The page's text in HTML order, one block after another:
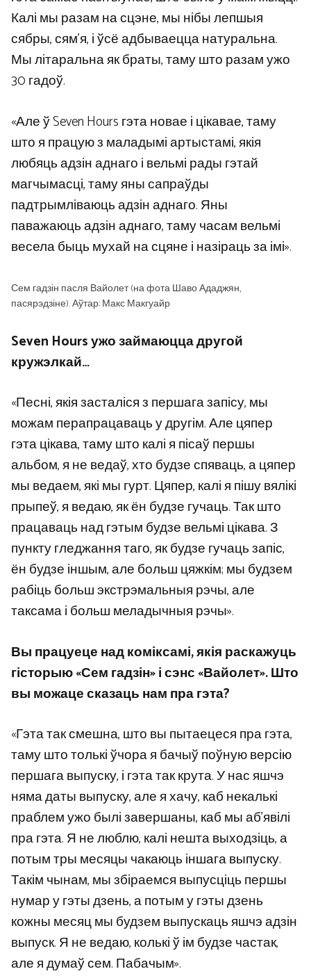
Калі мы разам на сцэне, мы нібы лепшыя
сябры, сям’я, і ​​ўсё адбываецца натуральна.
Мы літаральна як браты, таму што разам ужо
30 гадоў.
«Але ў Seven Hours гэта новае і цікавае, таму
што я працую з маладымі артыстамі, якія
любяць адзін аднаго і вельмі рады гэтай
магчымасці, таму яны сапраўды
падтрымліваюць адзін аднаго. Яны
паважаюць адзін аднаго, таму часам вельмі
весела быць мухай на сцяне і назіраць за імі».
Сем гадзін пасля Вайолет (на фота Шаво Ададжян,
пасярэдзіне). Аўтар: Макс Макгуайр
Seven Hours ужо займаюцца другой
кружэлкай…
«Песні, якія засталіся з першага запісу, мы
можам перапрацаваць у другім. Але цяпер
гэта цікава, таму што калі я пісаў першы
альбом, я не ведаў, хто будзе спяваць, а цяпер
мы ведаем, які мы гурт. Цяпер, калі я пішу вялікі
прыпеў, я ведаю, як ён будзе гучаць. Так што
працаваць над гэтым будзе вельмі цікава. З
пункту гледжання таго, як будзе гучаць запіс,
ён будзе іншым, але больш цяжкім; мы будзем
рабіць больш экстрэмальныя рэчы, але
таксама і больш меладычныя рэчы».
Вы працуеце над коміксамі, якія раскажуць
гісторыю «Сем гадзін» і сэнс «Вайолет». Што
вы можаце сказаць нам пра гэта?
«Гэта так смешна, што вы пытаецеся пра гэта,
таму што толькі ўчора я бачыў поўную версію
першага выпуску, і гэта так крута. У нас яшчэ
няма даты выпуску, але я хачу, каб некалькі
праблем ужо былі завершаны, каб мы аб’явілі
пра гэта. Я не люблю, калі нешта выходзіць, а
потым тры месяцы чакаюць іншага выпуску.
Такім чынам, мы збіраемся выпусціць першы
нумар у гэты дзень, а потым у гэты дзень
кожны месяц мы будзем выпускаць яшчэ адзін
выпуск. Я не ведаю, колькі ў ім будзе частак,
але я думаў сем. Пабачым».